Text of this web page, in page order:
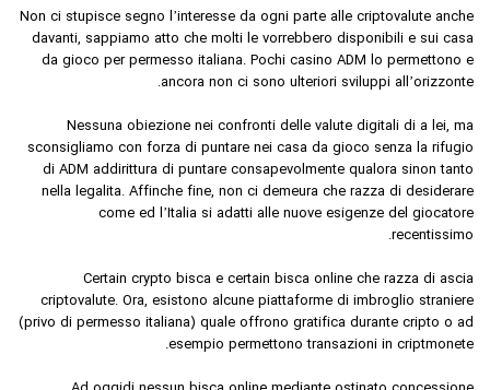
Non ci stupisce segno l’interesse da ogni parte alle criptovalute anche
davanti, sappiamo atto che molti le vorrebbero disponibili e sui casa
da gioco per permesso italiana. Pochi casino ADM lo permettono e
ancora non ci sono ulteriori sviluppi all’orizzonte.
Nessuna obiezione nei confronti delle valute digitali di a lei, ma
sconsigliamo con forza di puntare nei casa da gioco senza la rifugio
di ADM addirittura di puntare consapevolmente qualora sinon tanto
nella legalita. Affinche fine, non ci demeura che razza di desiderare
come ed l’Italia si adatti alle nuove esigenze del giocatore
recentissimo.
Certain crypto bisca e certain bisca online che razza di ascia
criptovalute. Ora, esistono alcune piattaforme di imbroglio straniere
(privo di permesso italiana) quale offrono gratifica durante cripto o ad
esempio permettono transazioni in criptmonete.